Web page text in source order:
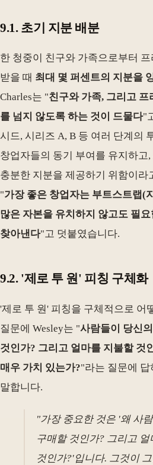
9.1. 초기 지분 배분
한 청중이 친구와 가족으로부터
받을 때 최대 몇 퍼센트의 지분을
Charles는 "친구와 가족, 그리고
를 넘지 않도록 하는 것이 드물다"
시드, 시리즈 A, B 등 여러 단계의
창업자들의 동기 부여를 유지하고,
충분한 지분을 제공하기 위함이라
"가장 좋은 창업자는 부트스트랩(
많은 자본을 유치하지 않고도 필
찾아낸다"고 덧붙였습니다.
9.2. '제로 투 원' 피칭 구체화
'제로 투 원' 피칭을 구체적으로 어
질문에 Wesley는 "사람들이 당신
것인가? 그리고 얼마를 지불할 것
매우 가치 있는가?"라는 질문에
말합니다.
"가장 중요한 것은 '왜 사
구매할 것인가? 그리고
것인가?'입니다. 그것이